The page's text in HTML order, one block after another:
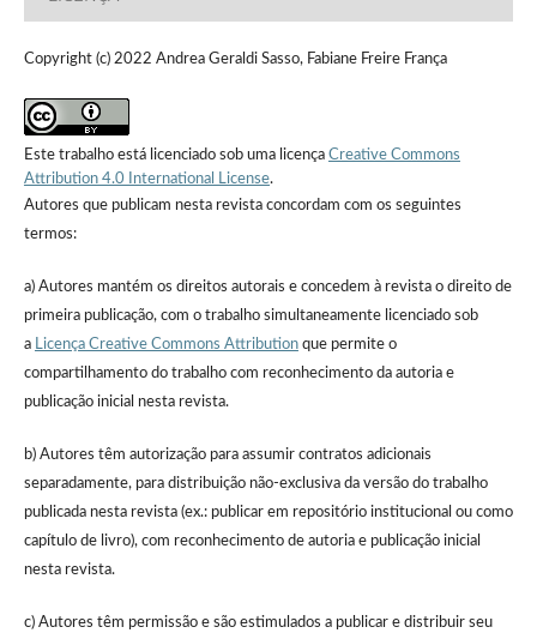
Copyright (c) 2022 Andrea Geraldi Sasso, Fabiane Freire França
Este trabalho está licenciado sob uma licença Creative Commons
Attribution 4.0 International License.
Autores que publicam nesta revista concordam com os seguintes
termos:
a) Autores mantém os direitos autorais e concedem à revista o direito de
primeira publicação, com o trabalho simultaneamente licenciado sob
a Licença Creative Commons Attributionque permite o
compartilhamento do trabalho com reconhecimento da autoria e
publicação inicial nesta revista.
b) Autores têm autorização para assumir contratos adicionais
separadamente, para distribuição não-exclusiva da versão do trabalho
publicada nesta revista (ex.: publicar em repositório institucional ou como
capítulo de livro), com reconhecimento de autoria e publicação inicial
nesta revista.
c) Autores têm permissão e são estimulados a publicar e distribuir seu